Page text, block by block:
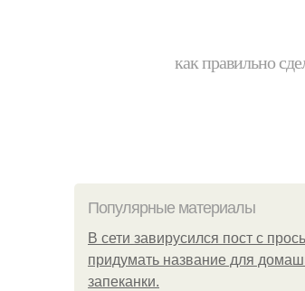
как правильно
Популярные материалы
В сети завирусился пост с
придумать название для
запеканки.